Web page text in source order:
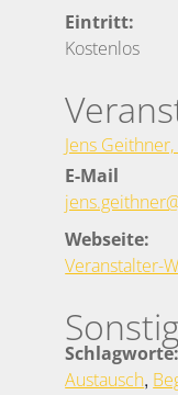
Eintritt:
Kostenlos
Jens
E-Mail
Webseite:
Veranstalter-
Schlagworte:
Austausch,